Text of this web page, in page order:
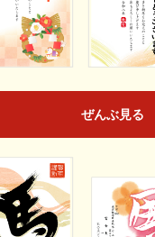
ぜんぶ見る